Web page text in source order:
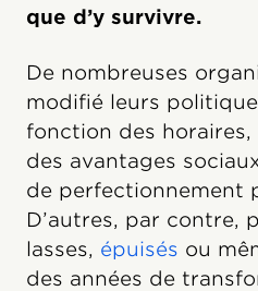
que d’y survivre.
De nombreuses
modifié leurs
fonction des horaires,
des avantages
de perfectionnement
D’autres, par contre,
lasses, épuisés ou
des années de